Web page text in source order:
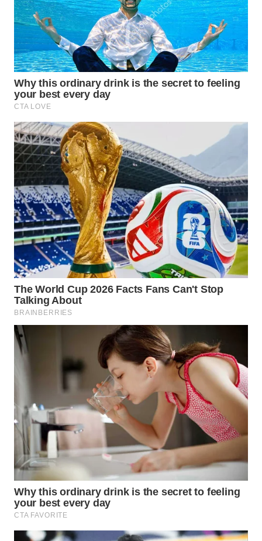
WN
KALSEL
WN
KALTIM
WN
SULSEL
WN
GORONTALO
WN
SULUT
WN
MALUKU
WN
MALUT
WN
WN
NIAS
WN
LANGKAT
WN
TAPANULI
SELATAN